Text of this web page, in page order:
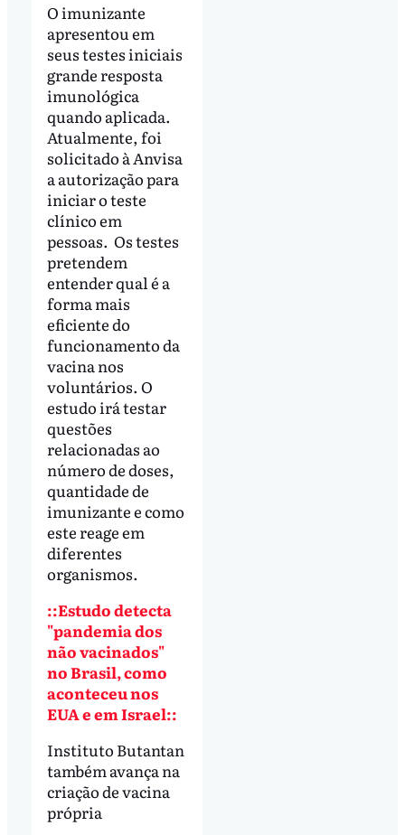
O imunizante
apresentou em
seus testes iniciais
grande resposta
imunológica
quando aplicada.
Atualmente, foi
solicitado à Anvisa
a autorização para
iniciar o teste
clínico em
pessoas. Os testes
pretendem
entender qual é a
forma mais
eficiente do
funcionamento da
vacina nos
voluntários. O
estudo irá testar
questões
relacionadas ao
número de doses,
quantidade de
imunizante e como
este reage em
diferentes
organismos.
::Estudo detecta
"pandemia dos
não vacinados"
no Brasil, como
aconteceu nos
EUA e em Israel::
Instituto Butantan
também avança na
criação de vacina
própria